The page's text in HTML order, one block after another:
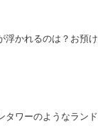
かれるのは？お預け
ワーのようなランド